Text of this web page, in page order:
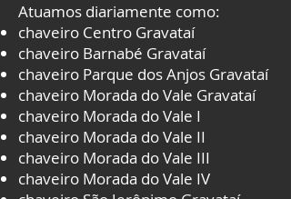
Atuamos diariamente como:
chaveiro Centro Gravataí
chaveiro Barnabé Gravataí
chaveiro Parque dos Anjos Gravataí
chaveiro Morada do Vale Gravataí
chaveiro Morada do Vale I
chaveiro Morada do Vale II
chaveiro Morada do Vale III
chaveiro Morada do Vale IV